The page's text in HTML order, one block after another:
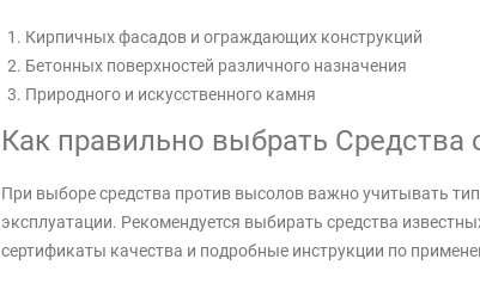
Кирпичных фасадов и ограждающих конструкций
Бетонных поверхностей различного назначения
Природного и искусственного камня
Как правильно выбрать
При выборе средства против высолов важно учитывать тип
эксплуатации. Рекомендуется выбирать средства
сертификаты качества и подробные инструкции по